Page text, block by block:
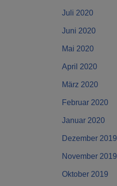
Juli 2020
Juni 2020
Mai 2020
April 2020
März 2020
Februar 2020
Januar 2020
Dezember 2019
November 2019
Oktober 2019